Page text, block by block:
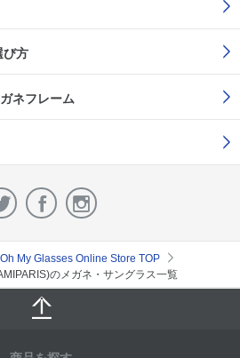
び方
ネフレーム
My Glasses Online Store TOP
のメガネ・サングラス一覧